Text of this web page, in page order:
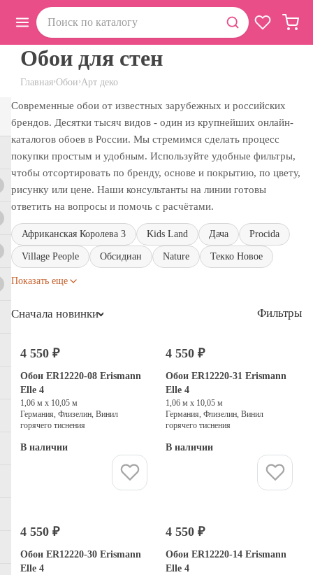
Главная›Обои›Арт деко
Обои для стен
Современные обои от известных зарубежных и российских
брендов. Десятки тысяч видов - один из крупнейших онлайн-
каталогов обоев в России. Мы стремимся сделать процесс
покупки простым и удобным. Используйте удобные фильтры,
чтобы отсортировать по бренду, основе и покрытию, по цвету,
рисунку или цене. Наши консультанты на линии готовы
ответить на вопросы и помочь с расчётами.
Африканская Королева 3 Kids Land Дача Procida
Village People Обсидиан Nature Текко Новое
Показать еще
Сначала новинки Фильтры
4 550 ₽
Обои ER12220-08 Erismann
Elle 4
1,06 м х 10,05 м
Германия, Флизелин, Винил
горячего тиснения
В наличии
4 550 ₽
Обои ER12220-31 Erismann
Elle 4
1,06 м х 10,05 м
Германия, Флизелин, Винил
горячего тиснения
В наличии
4 550 ₽
Обои ER12220-30 Erismann
Elle 4
4 550 ₽
Обои ER12220-14 Erismann
Elle 4